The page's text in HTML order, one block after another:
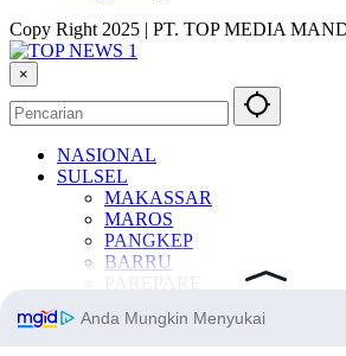
Copy Right 2025 | PT. TOP MEDIA
×
NASIONAL
SULSEL
MAKASSAR
MAROS
PANGKEP
BARRU
PAREPARE
PINRANG